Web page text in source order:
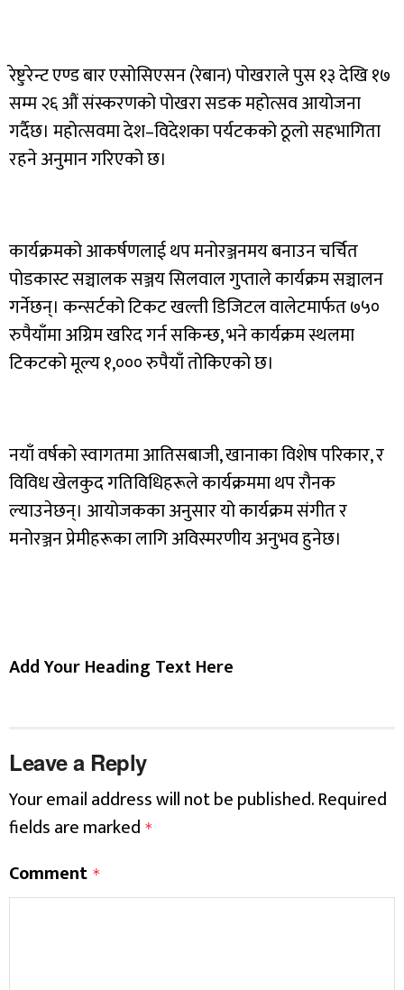
रेष्टुरेन्ट एण्ड बार एसोसिएसन (रेबान) पोखराले पुस १३ देखि १७
सम्म २६ औं संस्करणको पोखरा सडक महोत्सव आयोजना
गर्दैछ। महोत्सवमा देश–विदेशका पर्यटकको ठूलो सहभागिता
रहने अनुमान गरिएको छ।
कार्यक्रमको आकर्षणलाई थप मनोरञ्जनमय बनाउन चर्चित
पोडकास्ट सञ्चालक सञ्जय सिलवाल गुप्ताले कार्यक्रम सञ्चालन
गर्नेछन्। कन्सर्टको टिकट खल्ती डिजिटल वालेटमार्फत ७५०
रुपैयाँमा अग्रिम खरिद गर्न सकिन्छ, भने कार्यक्रम स्थलमा
टिकटको मूल्य १,००० रुपैयाँ तोकिएको छ।
नयाँ वर्षको स्वागतमा आतिसबाजी, खानाका विशेष परिकार, र
विविध खेलकुद गतिविधिहरूले कार्यक्रममा थप रौनक
ल्याउनेछन्। आयोजकका अनुसार यो कार्यक्रम संगीत र
मनोरञ्जन प्रेमीहरूका लागि अविस्मरणीय अनुभव हुनेछ।
Add Your Heading Text Here
Leave a Reply
Your email address will not be published.Required
fields are marked *
Comment *